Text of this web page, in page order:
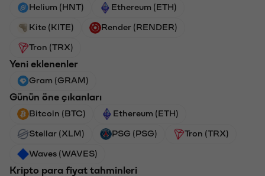
Helium (HNT) Ethereum (ETH)
Kite (KITE) Render (RENDER)
Tron (TRX)
Yeni eklenenler
Gram (GRAM)
Günün öne çıkanları
Bitcoin (BTC) Ethereum (ETH)
Stellar (XLM) PSG (PSG) Tron (TRX)
Waves (WAVES)
Kripto para fiyat tahminleri